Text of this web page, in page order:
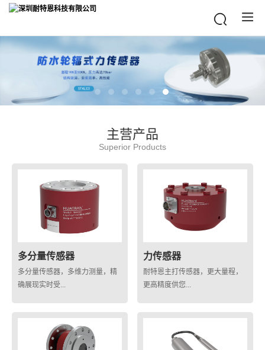
主营产品
Superior Products
多分量传感器
多分量传感器，多维力测量，精
确展现实时受...
力传感器
耐特恩主打传感器，更大量程，
更高精度供您...